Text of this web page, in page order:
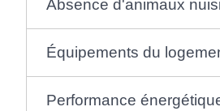
Absence d'animaux
Équipements du
Performance